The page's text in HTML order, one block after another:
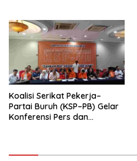
Koalisi Serikat Pekerja–
Partai Buruh (KSP–PB) Gelar
Konferensi Pers dan